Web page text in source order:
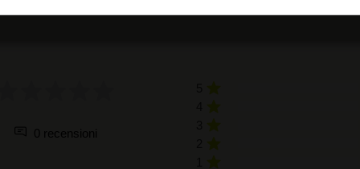
RECENSIONI DEGLI UTENTI
0 recensioni